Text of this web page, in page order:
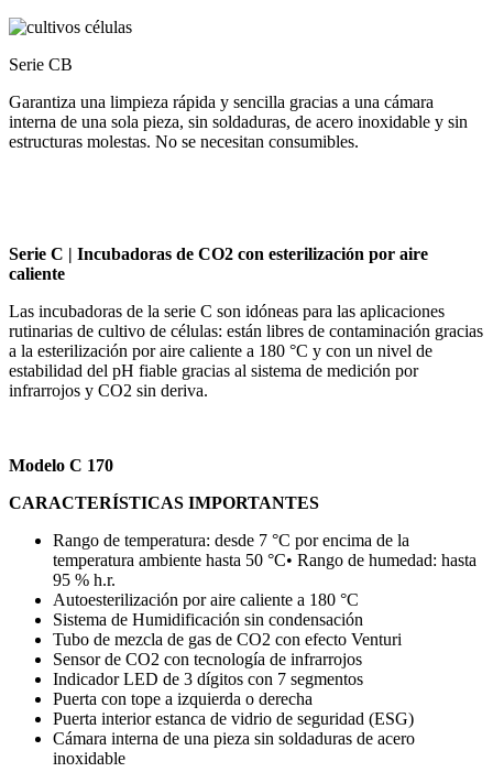
Serie CB
Garantiza una limpieza rápida y sencilla gracias a una cámara
interna de una sola pieza, sin soldaduras, de acero inoxidable y sin
estructuras molestas. No se necesitan consumibles.
Serie C | Incubadoras de CO2 con esterilización por aire
caliente
Las incubadoras de la serie C son idóneas para las aplicaciones
rutinarias de cultivo de células: están libres de contaminación gracias
a la esterilización por aire caliente a 180 °C y con un nivel de
estabilidad del pH fiable gracias al sistema de medición por
infrarrojos y CO2 sin deriva.
Modelo C 170
CARACTERÍSTICAS IMPORTANTES
Rango de temperatura: desde 7 °C por encima de la
temperatura ambiente hasta 50 °C• Rango de humedad: hasta
95 % h.r.
Autoesterilización por aire caliente a 180 °C
Sistema de Humidificación sin condensación
Tubo de mezcla de gas de CO2 con efecto Venturi
Sensor de CO2 con tecnología de infrarrojos
Indicador LED de 3 dígitos con 7 segmentos
Puerta con tope a izquierda o derecha
Puerta interior estanca de vidrio de seguridad (ESG)
Cámara interna de una pieza sin soldaduras de acero
inoxidable